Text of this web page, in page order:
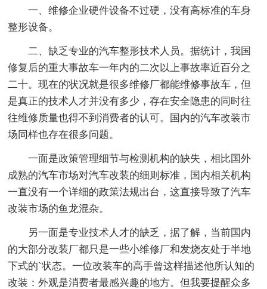
一、维修企业硬件设备不过硬，没有高标准的车身
整形设备。
二、缺乏专业的汽车整形技术人员。据统计，我国
修复后的重大事故车一年内的二次以上事故率近百分之
二十。现在的状况就是很多维修厂都能维修事故车，但
是真正的技术人才并没有多少，存在安全隐患的同时往
往维修质量也得不到消费者的认可。国内的汽车改装市
场同样也存在很多问题。
一面是政策管理细节与检测机构的缺失，相比国外
成熟的汽车市场对汽车改装的细则标准，国内相关机构
一直没有一个详细的政策法规出台，这直接导致了汽车
改装市场的鱼龙混杂。
另一面是专业技术人才的缺乏，据了解，当前国内
的大部分改装厂都只是一些小维修厂和发烧友处于半地
下式的`状态。一位改装车的高手曾这样描述他所认知的
改装：外观是消费者最感兴趣的地方。但我要提醒众多